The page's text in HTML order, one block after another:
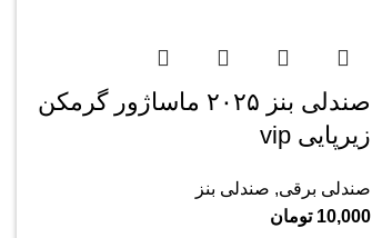
صندلی بنز ۲۰۲۵ ماساژور گرمکن
زیرپایی vip
صندلی برقی, صندلی بنز
10,000 تومان